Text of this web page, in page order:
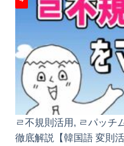
BTS テテとジョングク
理由と見分け方